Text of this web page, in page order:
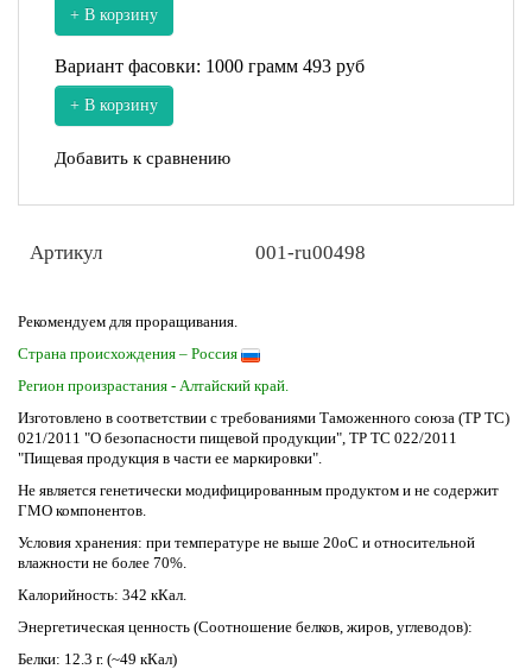
+ В корзину
Вариант фасовки: 1000 грамм 493 руб
+ В корзину
Добавить к сравнению
Артикул 001-ru00498
Рекомендуем для проращивания.
Страна происхождения – Россия
Регион произрастания - Алтайский край.
Изготовлено в соответствии с требованиями Таможенного союза (ТР ТС)
021/2011 "О безопасности пищевой продукции", ТР ТС 022/2011
"Пищевая продукция в части ее маркировки".
Не является генетически модифицированным продуктом и не содержит
ГМО компонентов.
Условия хранения: при температуре не выше 20оС и относительной
влажности не более 70%.
Калорийность: 342 кКал.
Энергетическая ценность (Соотношение белков, жиров, углеводов):
Белки: 12.3 г. (~49 кКал)